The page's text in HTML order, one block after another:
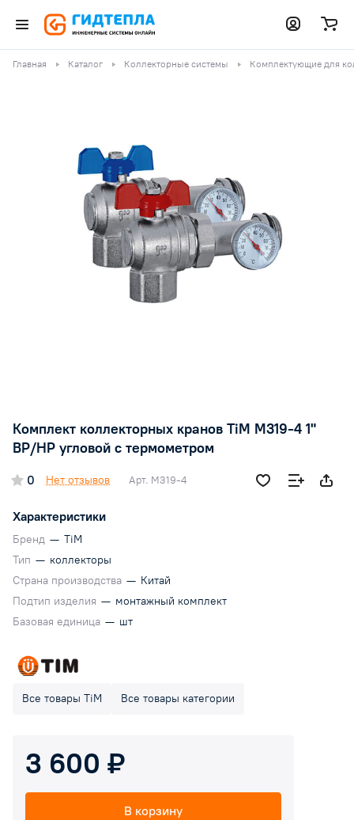
Главная Каталог Коллекторные системы Комплектующие для
Комплект коллекторных кранов ТiM M319-4 1"
ВР/НР угловой с термометром
0 Нет отзывов Арт. M319-4
Характеристики
Бренд — TiM
Тип — коллекторы
Страна производства — Китай
Подтип изделия — монтажный комплект
Базовая единица — шт
Все товары TiM Все товары категории
3 600 ₽
В корзину